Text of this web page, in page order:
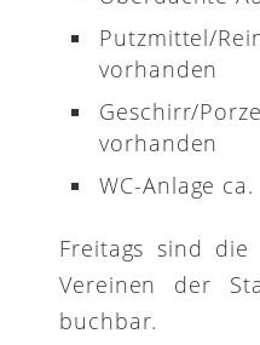
Putzmittel/
vorhanden
Geschirr/
vorhanden
WC-Anlage
Freitags sind
Vereinen der
buchbar.